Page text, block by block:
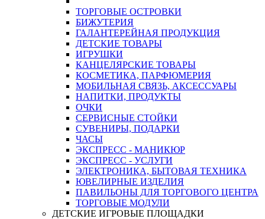
ТОРГОВЫЕ ОСТРОВКИ
БИЖУТЕРИЯ
ГАЛАНТЕРЕЙНАЯ ПРОДУКЦИЯ
ДЕТСКИЕ ТОВАРЫ
ИГРУШКИ
КАНЦЕЛЯРСКИЕ ТОВАРЫ
КОСМЕТИКА, ПАРФЮМЕРИЯ
МОБИЛЬНАЯ СВЯЗЬ, АКСЕССУАРЫ
НАПИТКИ, ПРОДУКТЫ
ОЧКИ
СЕРВИСНЫЕ СТОЙКИ
СУВЕНИРЫ, ПОДАРКИ
ЧАСЫ
ЭКСПРЕСС - МАНИКЮР
ЭКСПРЕСС - УСЛУГИ
ЭЛЕКТРОНИКА, БЫТОВАЯ ТЕХНИКА
ЮВЕЛИРНЫЕ ИЗДЕЛИЯ
ПАВИЛЬОНЫ ДЛЯ ТОРГОВОГО ЦЕНТРА
ТОРГОВЫЕ МОДУЛИ
ДЕТСКИЕ ИГРОВЫЕ ПЛОЩАДКИ